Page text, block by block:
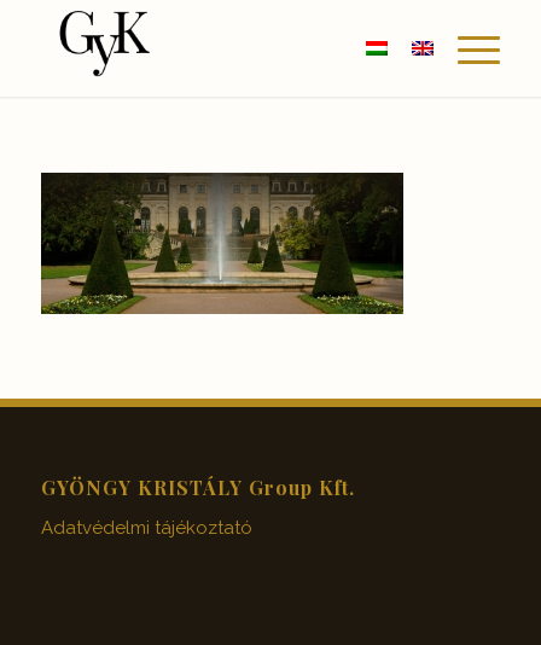
GYÖNGY KRISTÁLY Group Kft.
Adatvédelmi tájékoztató